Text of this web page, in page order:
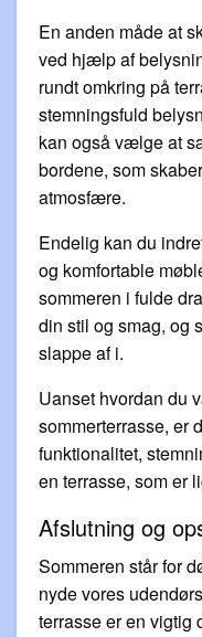
En anden måde at
ved hjælp af
rundt omkring på
stemningsfuld
kan også vælge at
bordene, som
atmosfære.
Endelig kan du
og komfortable
sommeren i fulde
din stil og smag, og
slappe af i.
Uanset hvordan du
sommerterrasse, er
funktionalitet,
en terrasse, som er
Afslutning og
Sommeren står for
nyde vores
terrasse er en vigtig